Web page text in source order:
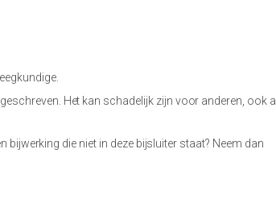
Het kan schadelijk zijn voor anderen, ook al
bijwerking die niet in deze bijsluiter staat? Neem dan